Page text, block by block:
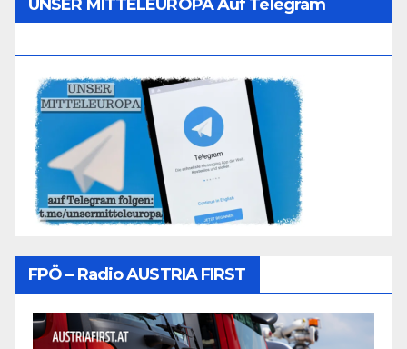
UNSER MITTELEUROPA Auf Telegram
FPÖ – Radio AUSTRIA FIRST